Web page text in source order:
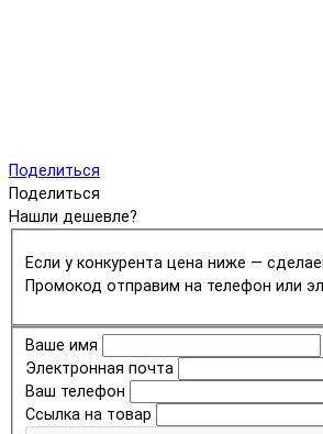
Поделиться
Поделиться
Нашли дешевле?
Если у конкурента цена ниже —
Промокод отправим на телефон или
Ваше имя
Электронная почта
Ваш телефон
Ссылка на товар